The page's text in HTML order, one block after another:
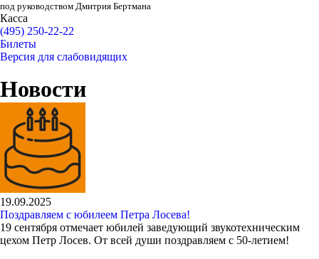
под руководством Дмитрия Бертмана
Касса
(495) 250-22-22
Билеты
Версия для слабовидящих
Новости
19.09.2025
Поздравляем с юбилеем Петра Лосева!
19 сентября отмечает юбилей заведующий звукотехническим
цехом Петр Лосев. От всей души поздравляем с 50-летием!